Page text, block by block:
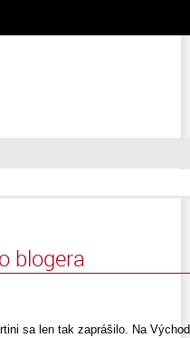
blogera
sa len tak zaprášilo. Na